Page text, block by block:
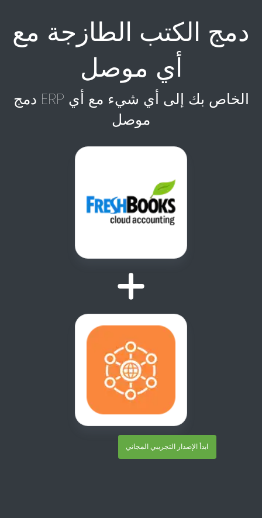
دمج الكتب الطازجة مع
أي موصل
دمج ERP الخاص بك إلى أي شيء مع أي
موصل
ابدأ الإصدار التجريبي المجاني